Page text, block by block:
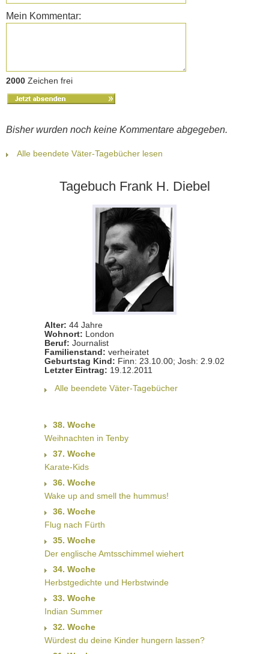
Mein Kommentar:
2000 Zeichen frei
Bisher wurden noch keine Kommentare abgegeben.
Alle beendete Väter-Tagebücher lesen
Tagebuch Frank H. Diebel
Alter: 44 Jahre
Wohnort: London
Beruf: Journalist
Familienstand: verheiratet
Geburtstag Kind: Finn: 23.10.00; Josh: 2.9.02
Letzter Eintrag: 19.12.2011
Alle beendete Väter-Tagebücher
38. Woche
Weihnachten in Tenby
37. Woche
Karate-Kids
36. Woche
Wake up and smell the hummus!
36. Woche
Flug nach Fürth
35. Woche
Der englische Amtsschimmel wiehert
34. Woche
Herbstgedichte und Herbstwinde
33. Woche
Indian Summer
32. Woche
Würdest du deine Kinder hungern lassen?